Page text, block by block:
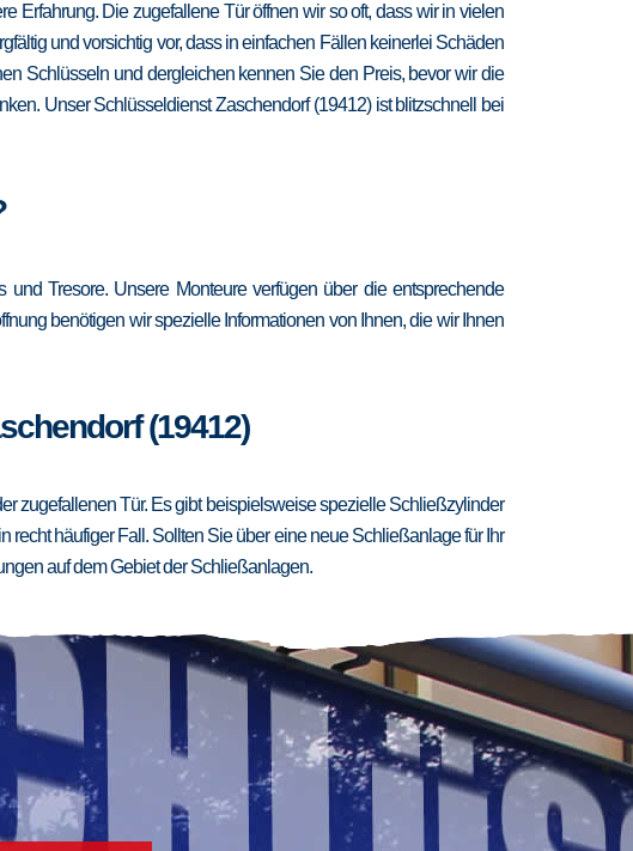
Erfahrung. Die zugefallene Tür öffnen wir so oft, dass wir in vielen
und vorsichtig vor, dass in einfachen Fällen keinerlei Schäden
Schlüsseln und dergleichen kennen Sie den Preis, bevor wir die
Unser Schlüsseldienst Zaschendorf (19412) ist blitzschnell bei
Tresore. Unsere Monteure verfügen über die entsprechende
benötigen wir spezielle Informationen von Ihnen, die wir Ihnen
(19412)
zugefallenen Tür. Es gibt beispielsweise spezielle Schließzylinder
häufiger Fall. Sollten Sie über eine neue Schließanlage für Ihr
auf dem Gebiet der Schließanlagen.